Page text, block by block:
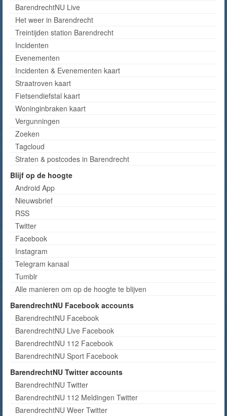
BarendrechtNU Live
Het weer in Barendrecht
Treintijden station Barendrecht
Incidenten
Evenementen
Incidenten & Evenementen kaart
Straatroven kaart
Fietsendiefstal kaart
Woninginbraken kaart
Vergunningen
Zoeken
Tagcloud
Straten & postcodes in Barendrecht
Blijf op de hoogte
Android App
Nieuwsbrief
RSS
Twitter
Facebook
Instagram
Telegram kanaal
Tumblr
Alle manieren om op de hoogte te blijven
BarendrechtNU Facebook accounts
BarendrechtNU Facebook
BarendrechtNU Live Facebook
BarendrechtNU 112 Facebook
BarendrechtNU Sport Facebook
BarendrechtNU Twitter accounts
BarendrechtNU Twitter
BarendrechtNU 112 Meldingen Twitter
BarendrechtNU Weer Twitter